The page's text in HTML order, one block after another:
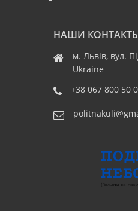
НАШИ
м. Львів, вул.
Ukraine
+38 067 800 50